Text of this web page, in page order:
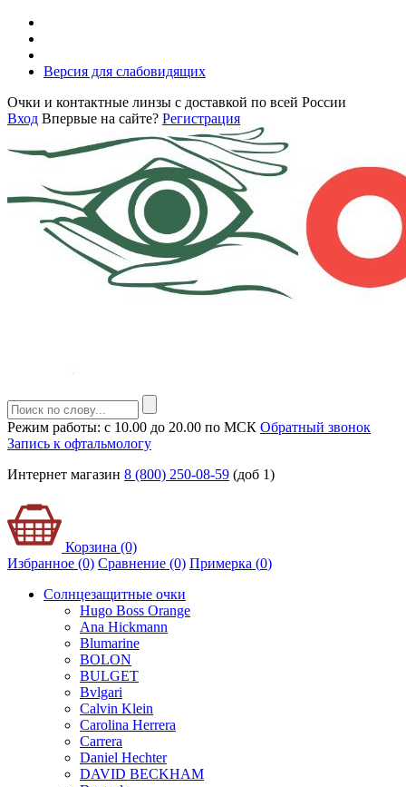
Версия для слабовидящих
Очки и контактные линзы с доставкой по всей России
Вход Впервые на сайте? Регистрация
Режим работы: с 10.00 до 20.00 по МСК Обратный звонок
Запись к офтальмологу
Интернет магазин 8 (800) 250-08-59 (доб 1)
Корзина (0)
Избранное (0) Сравнение (0) Примерка (0)
Солнцезащитные очки
Hugo Boss Orange
Ana Hickmann
Blumarine
BOLON
BULGET
Bvlgari
Calvin Klein
Carolina Herrera
Carrera
Daniel Hechter
DAVID BECKHAM